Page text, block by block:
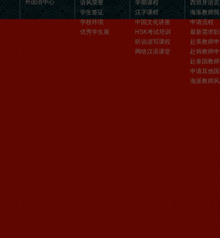
外国语中心
语风荣誉
学生签证
学校环境
优秀学生展
学期课程
汉字课程
中国文化讲座
HSK考试培训
听说读写课程
网络汉语课堂
西班牙语
海派教师
申请流程
最新需求
赴美教师
赴韩教师
赴泰国教
申请其他
海派教师